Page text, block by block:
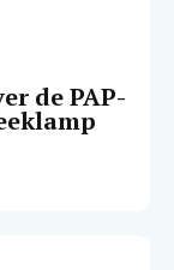
de PAP-